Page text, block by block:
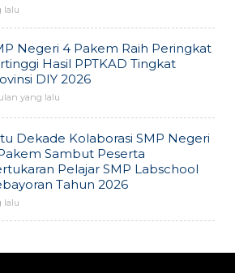
lalu
Negeri 4 Pakem Raih Peringkat
Hasil PPTKAD Tingkat
DIY 2026
yang lalu
Dekade Kolaborasi SMP Negeri
Sambut Peserta
Pelajar SMP Labschool
Tahun 2026
lalu